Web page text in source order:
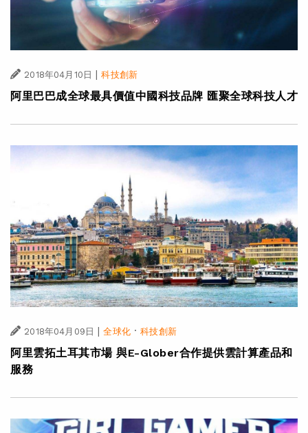
2018年04月10日 | 科技創新
阿里巴巴成全球最具價值中國科技品牌 匯聚全球科技人才
2018年04月09日 | 全球化·科技創新
阿里雲拓土耳其市場 與E-Glober合作提供雲計算產品和
服務